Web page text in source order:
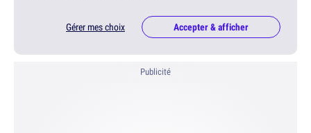
Gérer mes choix Accepter & afficher
Publicité